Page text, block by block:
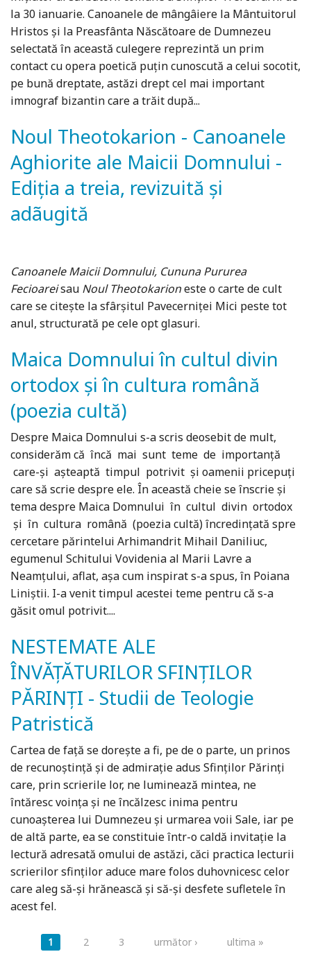
la 30 ianuarie. Canoanele de mângâiere la Mântuitorul
Hristos și la Preasfânta Născătoare de Dumnezeu
selectată în această culegere reprezintă un prim
contact cu opera poetică puțin cunoscută a celui socotit,
pe bună dreptate, astăzi drept cel mai important
imnograf bizantin care a trăit după...
Noul Theotokarion - Canoanele
Aghiorite ale Maicii Domnului -
Ediția a treia, revizuită și
adãugită
Canoanele Maicii Domnului, Cununa Pururea
Fecioareisau Noul Theotokarioneste o carte de cult
care se citește la sfârșitul Pavecerniței Mici peste tot
anul, structurată pe cele opt glasuri.
Maica Domnului în cultul divin
ortodox și în cultura română
(poezia cultă)
Despre Maica Domnului s-a scris deosebit de mult,
considerăm că încă mai sunt teme de importanță
care-și așteaptă timpul potrivit și oamenii pricepuți
care să scrie despre ele. În această cheie se înscrie și
tema despre Maica Domnului în cultul divin ortodox
și în cultura română (poezia cultă) încredințată spre
cercetare părintelui Arhimandrit Mihail Daniliuc,
egumenul Schitului Vovidenia al Marii Lavre a
Neamțului, aflat, așa cum inspirat s-a spus, în Poiana
Liniștii. I-a venit timpul acestei teme pentru că s-a
găsit omul potrivit....
NESTEMATE ALE
ÎNVĂȚĂTURILOR SFINȚILOR
PĂRINȚI - Studii de Teologie
Patristică
Cartea de față se dorește a fi, pe de o parte, un prinos
de recunoștință și de admirație adus Sfinților Părinți
care, prin scrierile lor, ne luminează mintea, ne
întăresc voința și ne încălzesc inima pentru
cunoașterea lui Dumnezeu și urmarea voii Sale, iar pe
de altă parte, ea se constituie într-o caldă invitație la
lectură adresată omului de astăzi, căci practica lecturii
scrierilor sfinților aduce mare folos duhovnicesc celor
care aleg să-și hrănească și să-și desfete sufletele în
acest fel.
Pagini
1 2 3 următor › ultima »